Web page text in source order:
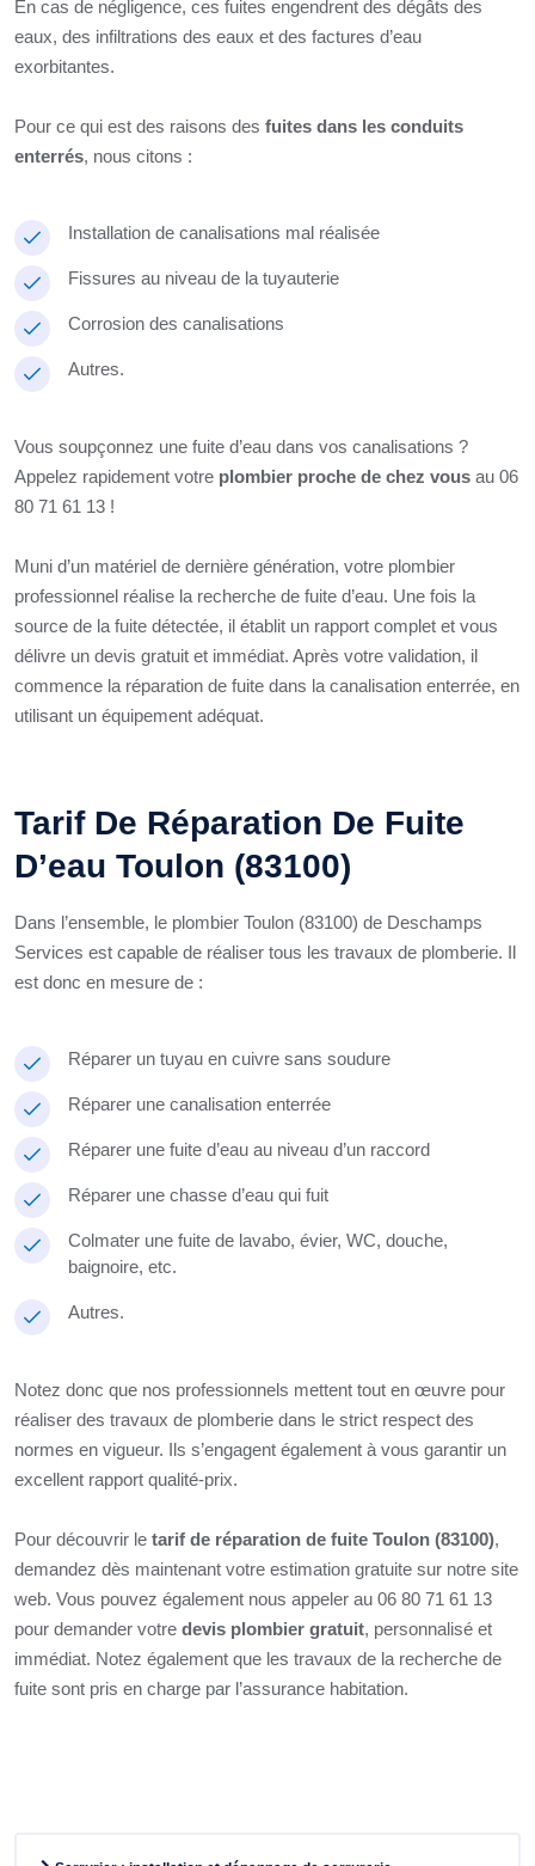
En cas de négligence, ces fuites engendrent des dégâts des
eaux, des infiltrations des eaux et des factures d’eau
exorbitantes.
Pour ce qui est des raisons des fuites dans les conduits
enterrés, nous citons :
Installation de canalisations mal réalisée
Fissures au niveau de la tuyauterie
Corrosion des canalisations
Autres.
Vous soupçonnez une fuite d’eau dans vos canalisations ?
Appelez rapidement votre plombier proche de chez vous au 06
80 71 61 13 !
Muni d’un matériel de dernière génération, votre plombier
professionnel réalise la recherche de fuite d’eau. Une fois la
source de la fuite détectée, il établit un rapport complet et vous
délivre un devis gratuit et immédiat. Après votre validation, il
commence la réparation de fuite dans la canalisation enterrée, en
utilisant un équipement adéquat.
Tarif De Réparation De Fuite
D’eau Toulon (83100)
Dans l’ensemble, le plombier Toulon (83100) de Deschamps
Services est capable de réaliser tous les travaux de plomberie. Il
est donc en mesure de :
Réparer un tuyau en cuivre sans soudure
Réparer une canalisation enterrée
Réparer une fuite d’eau au niveau d’un raccord
Réparer une chasse d’eau qui fuit
Colmater une fuite de lavabo, évier, WC, douche,
baignoire, etc.
Autres.
Notez donc que nos professionnels mettent tout en œuvre pour
réaliser des travaux de plomberie dans le strict respect des
normes en vigueur. Ils s’engagent également à vous garantir un
excellent rapport qualité-prix.
Pour découvrir le tarif de réparation de fuite Toulon (83100),
demandez dès maintenant votre estimation gratuite sur notre site
web. Vous pouvez également nous appeler au 06 80 71 61 13
pour demander votre devis plombier gratuit, personnalisé et
immédiat. Notez également que les travaux de la recherche de
fuite sont pris en charge par l’assurance habitation.